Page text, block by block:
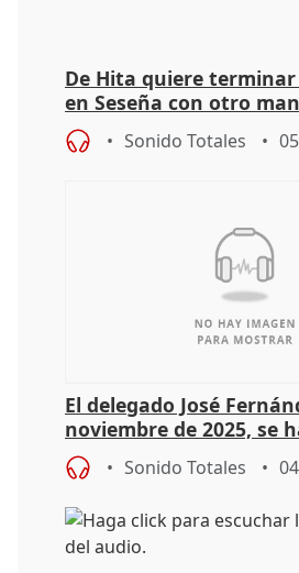
De Hita quiere
en Seseña con otro
Sonido Totales
El delegado José
noviembre de 2025, se
9.810 ayudas por
Sonido Totales